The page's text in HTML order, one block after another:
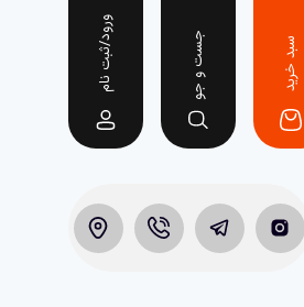
سبد خرید جست و جو ورود/ثبت نام